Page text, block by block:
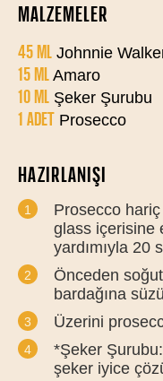
MALZEMELER
45 ML Johnnie
15 ML Amaro
10 ML Şeker Şurubu
1 ADET Prosecco
HAZIRLANIŞI
Prosecco
glass içerisine
yardımıyla 20
Önceden
bardağına
Üzerini
*Şeker
şeker iyice